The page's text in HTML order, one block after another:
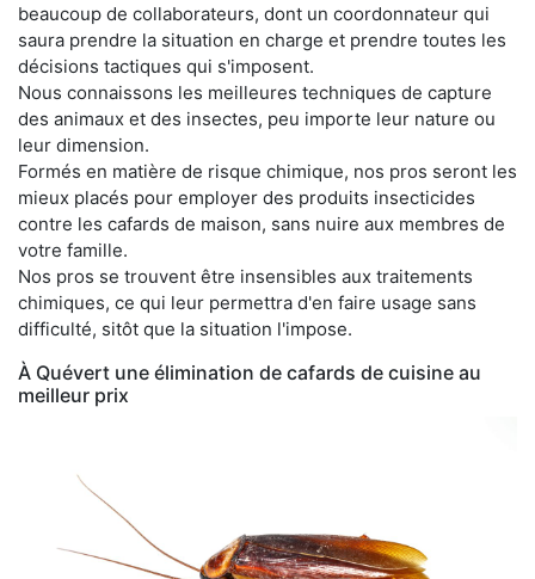
beaucoup de collaborateurs, dont un coordonnateur qui
saura prendre la situation en charge et prendre toutes les
décisions tactiques qui s'imposent.
Nous connaissons les meilleures techniques de capture
des animaux et des insectes, peu importe leur nature ou
leur dimension.
Formés en matière de risque chimique, nos pros seront les
mieux placés pour employer des produits insecticides
contre les cafards de maison, sans nuire aux membres de
votre famille.
Nos pros se trouvent être insensibles aux traitements
chimiques, ce qui leur permettra d'en faire usage sans
difficulté, sitôt que la situation l'impose.
À Quévert une élimination de cafards de cuisine au
meilleur prix